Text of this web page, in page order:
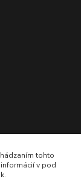
tohto
v pod